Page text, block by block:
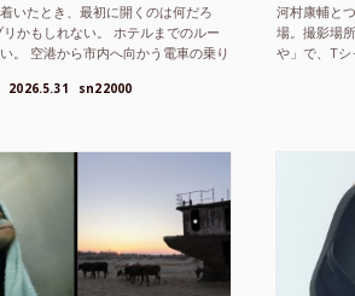
いたとき、最初に開くのは何だろ
リかもしれない。 ホテルまでのルー
。 空港から市内へ向かう電車の乗り
...
2026.5.31 sn22000
河村康輔と
場。撮影場
や」で、T